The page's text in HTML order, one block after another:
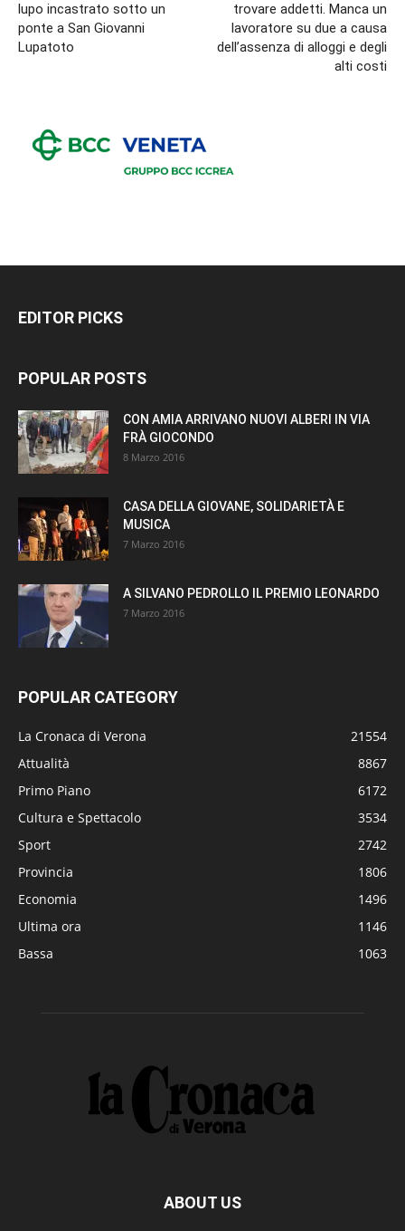
lupo incastrato sotto un
ponte a San Giovanni
Lupatoto
trovare addetti. Manca un
lavoratore su due a causa
dell’assenza di alloggi e degli
alti costi
EDITOR PICKS
POPULAR POSTS
CON AMIA ARRIVANO NUOVI ALBERI IN VIA
FRÀ GIOCONDO
8 Marzo 2016
CASA DELLA GIOVANE, SOLIDARIETÀ E
MUSICA
7 Marzo 2016
A SILVANO PEDROLLO IL PREMIO LEONARDO
7 Marzo 2016
POPULAR CATEGORY
La Cronaca di Verona
21554
Attualità
8867
Primo Piano
6172
Cultura e Spettacolo
3534
Sport
2742
Provincia
1806
Economia
1496
Ultima ora
1146
Bassa
1063
ABOUT US